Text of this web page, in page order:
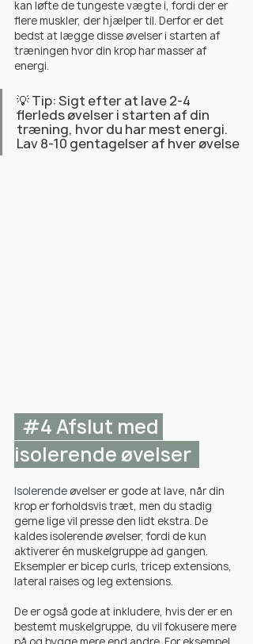
kan løfte de tungeste vægte i, fordi der er
flere muskler, der hjælper til. Derfor er det
bedst at lægge disse øvelser i starten af ​​
træningen hvor din krop har masser af
energi.
💡 Tip: Sigt efter at lave 2-4
flerleds øvelser i starten af ​​din
træning, hvor du har mest energi.
Lav 8-10 gentagelser af hver øvelse
#4 Afslut med
isolerende øvelser
Isolerende øvelser er gode at lave, når din
krop er forholdsvis træt, men du stadig
gerne lige vil presse den lidt ekstra. De
kaldes isolerende øvelser, fordi de kun
aktiverer én muskelgruppe ad gangen.
Eksempler er bicep curls, tricep extensions,
lateral raises og leg extensions.
De er også gode at inkludere, hvis der er en
bestemt muskelgruppe, du vil fokusere mere